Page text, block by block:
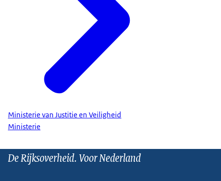
Ministerie van Justitie en Veiligheid
Ministerie
De Rijksoverheid. Voor Nederland